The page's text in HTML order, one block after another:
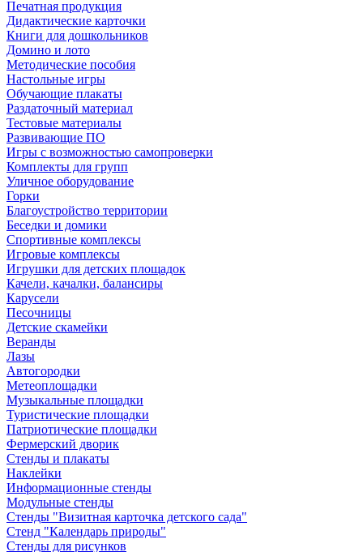
Печатная продукция
Дидактические карточки
Книги для дошкольников
Домино и лото
Методические пособия
Настольные игры
Обучающие плакаты
Раздаточный материал
Тестовые материалы
Развивающие ПО
Игры с возможностью самопроверки
Комплекты для групп
Уличное оборудование
Горки
Благоустройство территории
Беседки и домики
Спортивные комплексы
Игровые комплексы
Игрушки для детских площадок
Качели, качалки, балансиры
Карусели
Песочницы
Детские скамейки
Веранды
Лазы
Автогородки
Метеоплощадки
Музыкальные площадки
Туристические площадки
Патриотические площадки
Фермерский дворик
Стенды и плакаты
Наклейки
Информационные стенды
Модульные стенды
Стенды "Визитная карточка детского сада"
Стенд "Календарь природы"
Стенды для рисунков